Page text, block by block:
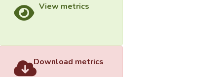
View metrics
Download metrics